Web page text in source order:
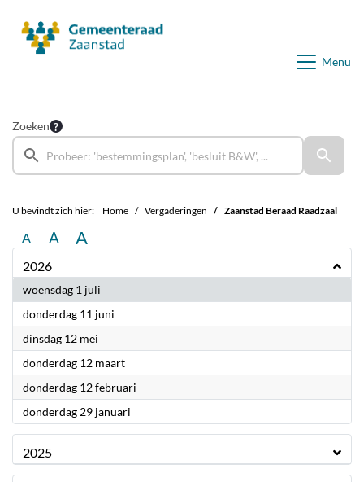
Menu
Zoeken
U bevindt zich hier: Home Vergaderingen Zaanstad Beraad Raadzaal
A A A
2026
woensdag 1 juli
donderdag 11 juni
dinsdag 12 mei
donderdag 12 maart2026
donderdag 12 februari
donderdag 29 januari
2025